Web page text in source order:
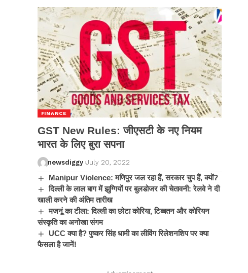
FINANCE
GST New Rules: जीएसटी के नए नियम
भारत के लिए बुरा सपना
newsdiggy July 20, 2022
Manipur Violence: मणिपुर जल रहा हैं, सरकार चुप हैं, क्यों?
दिल्ली के लाल बाग में झुग्गियों पर बुलडोजर की चेतावनी: रेलवे ने दी
खाली करने की अंतिम तारीख
मजनूं का टीला: दिल्ली का छोटा कोरिया, टिब्बतन और कोरियन
संस्कृति का अनोखा संगम
UCC क्या है? पुष्कर सिंह धामी का लीविंग रिलेशनशिप पर क्या
फैसला है जानें!